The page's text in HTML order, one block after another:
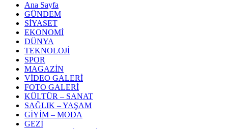
Ana Sayfa
GÜNDEM
SİYASET
EKONOMİ
DÜNYA
TEKNOLOJİ
SPOR
MAGAZİN
VİDEO GALERİ
FOTO GALERİ
KÜLTÜR – SANAT
SAĞLIK – YAŞAM
GİYİM – MODA
GEZİ